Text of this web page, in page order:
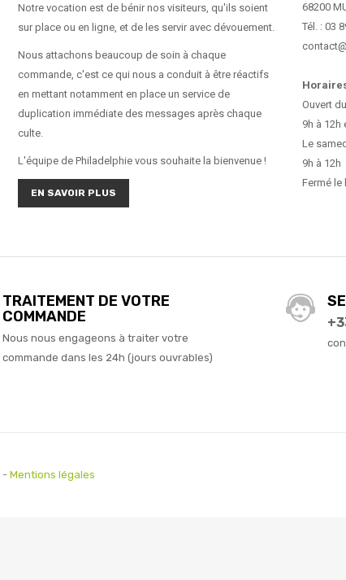
Notre vocation est de bénir nos visiteurs, qu'ils soient
sur place ou en ligne, et de les servir avec dévouement.
Nous attachons beaucoup de soin à chaque
commande, c'est ce qui nous a conduit à être réactifs
en mettant notamment en place un service de
duplication immédiate des messages après chaque
culte.
L'équipe de Philadelphie vous souhaite la bienvenue !
EN SAVOIR PLUS
68200
Tél. : 03
Ouvert
9h à 12h
Le
9h à 12h
Fermé le
TRAITEMENT DE VOTRE
COMMANDE
Nous nous engageons à traiter votre
commande dans les 24h (jours ouvrables)
- Mentions légales